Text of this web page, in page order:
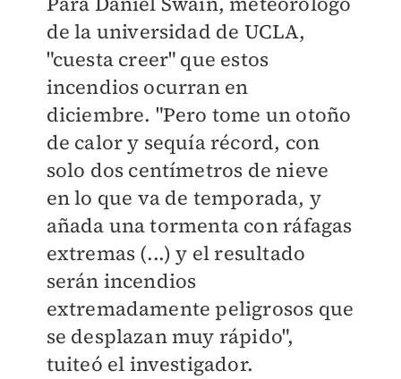
de la universidad de UCLA,
"cuesta creer" que estos
incendios ocurran en
diciembre. "Pero tome un otoño
de calor y sequía récord, con
solo dos centímetros de nieve
en lo que va de temporada, y
añada una tormenta con ráfagas
extremas (...) y el resultado
serán incendios
extremadamente peligrosos que
se desplazan muy rápido",
tuiteó el investigador.